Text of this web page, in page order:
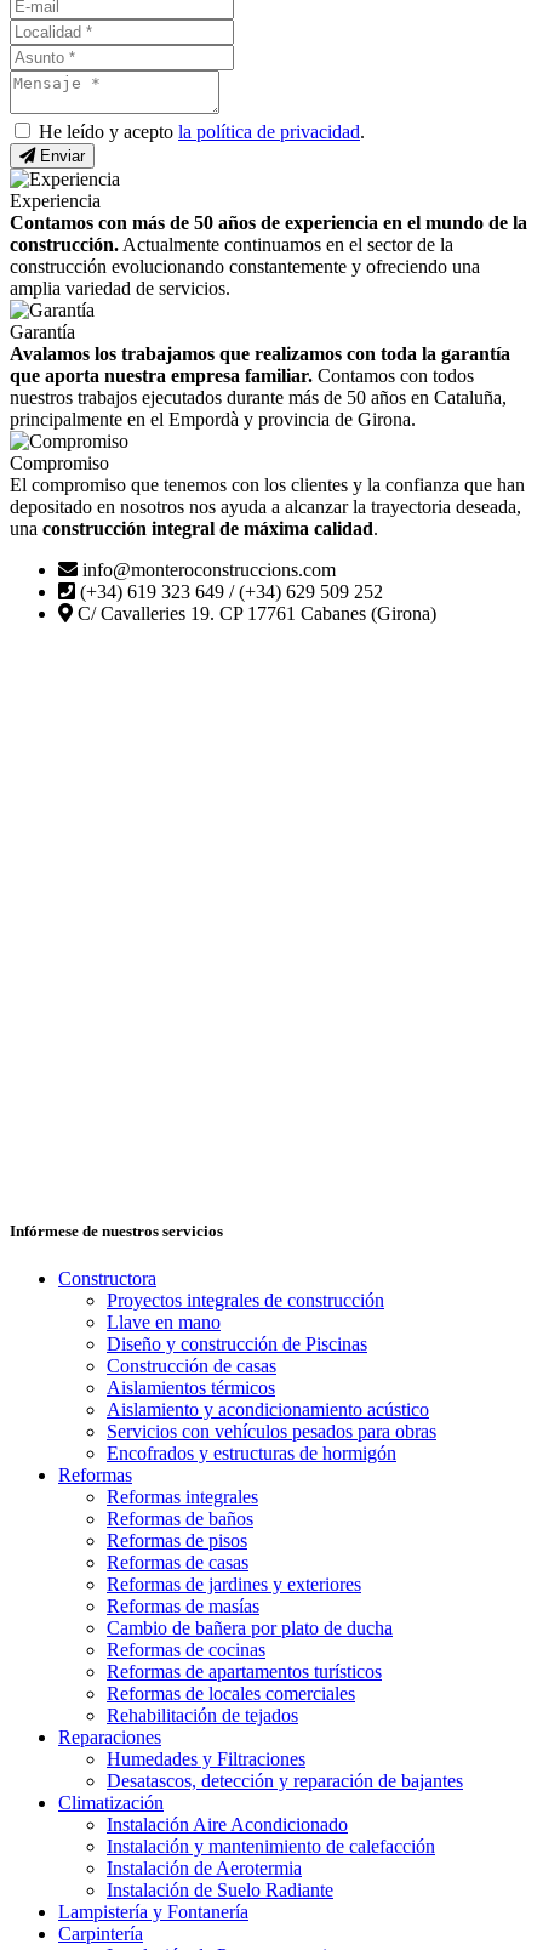
He leído y acepto la política de privacidad.
Enviar
Experiencia
Contamos con más de 50 años de experiencia en el mundo de la
construcción. Actualmente continuamos en el sector de la
construcción evolucionando constantemente y ofreciendo una
amplia variedad de servicios.
Garantía
Avalamos los trabajamos que realizamos con toda la garantía
que aporta nuestra empresa familiar. Contamos con todos
nuestros trabajos ejecutados durante más de 50 años en Cataluña,
principalmente en el Empordà y provincia de Girona.
Compromiso
El compromiso que tenemos con los clientes y la confianza que han
depositado en nosotros nos ayuda a alcanzar la trayectoria deseada,
una construcción integral de máxima calidad.
info@monteroconstruccions.com
(+34) 619 323 649 / (+34) 629 509 252
C/ Cavalleries 19. CP 17761 Cabanes (Girona)
Infórmese de nuestros servicios
Constructora
Proyectos integrales de construcción
Llave en mano
Diseño y construcción de Piscinas
Construcción de casas
Aislamientos térmicos
Aislamiento y acondicionamiento acústico
Servicios con vehículos pesados para obras
Encofrados y estructuras de hormigón
Reformas
Reformas integrales
Reformas de baños
Reformas de pisos
Reformas de casas
Reformas de jardines y exteriores
Reformas de masías
Cambio de bañera por plato de ducha
Reformas de cocinas
Reformas de apartamentos turísticos
Reformas de locales comerciales
Rehabilitación de tejados
Reparaciones
Humedades y Filtraciones
Desatascos, detección y reparación de bajantes
Climatización
Instalación Aire Acondicionado
Instalación y mantenimiento de calefacción
Instalación de Aerotermia
Instalación de Suelo Radiante
Lampistería y Fontanería
Carpintería